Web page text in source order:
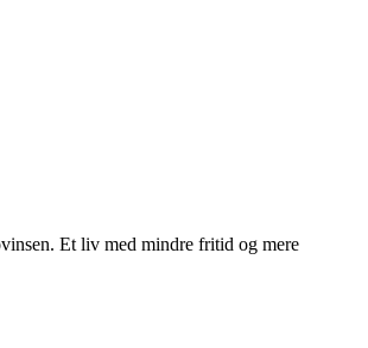
Et liv med mindre fritid og mere